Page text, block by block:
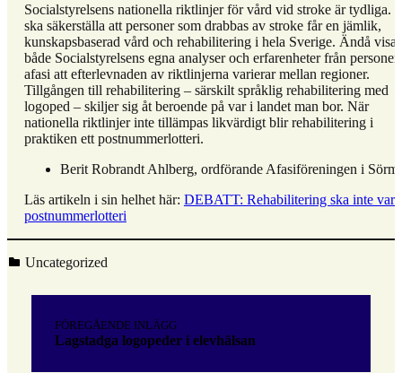
Socialstyrelsens nationella riktlinjer för vård vid stroke är tydliga.
ska säkerställa att personer som drabbas av stroke får en jämlik,
kunskapsbaserad vård och rehabilitering i hela Sverige. Ändå visar
både Socialstyrelsens egna analyser och erfarenheter från personer
afasi att efterlevnaden av riktlinjerna varierar mellan regioner.
Tillgången till rehabilitering – särskilt språklig rehabilitering med
logoped – skiljer sig åt beroende på var i landet man bor. När
nationella riktlinjer inte tillämpas likvärdigt blir rehabilitering i
praktiken ett postnummerlotteri.
Berit Robrandt Ahlberg, ordförande Afasiföreningen i
Läs artikeln i sin helhet här: DEBATT: Rehabilitering ska inte
postnummerlotteri
Kategoriserad i:
Uncategorized
tillbaka
huvudnavigeringen
FÖREGÅENDE INLÄGG
Lagstadga logopeder i elevhälsan